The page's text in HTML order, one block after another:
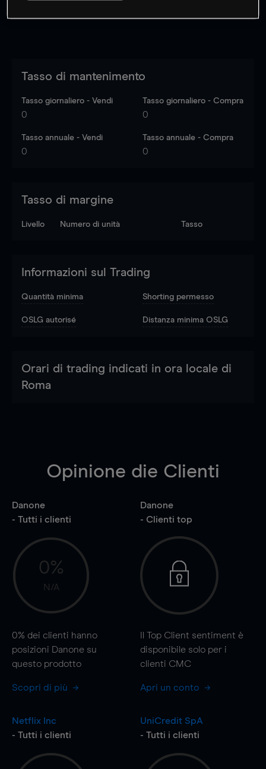
Tasso di mantenimento
Tasso giornaliero - Vendi
0
Tasso giornaliero - Compra
0
Tasso annuale - Vendi
0
Tasso annuale - Compra
0
Tasso di margine
Livello Numero di unità Tasso
Informazioni sul Trading
Quantità minima Shorting permesso
OSLG autorisé Distanza minima OSLG
Orari di trading indicati in ora locale di
Roma
Opinione die Clienti
Danone
- Tutti i clienti
0%
N/A
0% dei clienti hanno
posizioni Danone su
questo prodotto
Scopri di più
Danone
- Clienti top
Il Top Client sentiment è
disponibile solo per i
clienti CMC
Apri un conto
Netflix Inc
- Tutti i clienti
UniCredit SpA
- Tutti i clienti